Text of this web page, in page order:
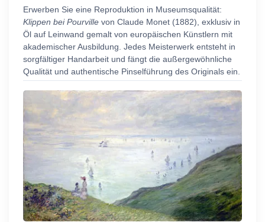
Erwerben Sie eine Reproduktion in Museumsqualität:
Klippen bei Pourville von Claude Monet (1882), exklusiv in
Öl auf Leinwand gemalt von europäischen Künstlern mit
akademischer Ausbildung. Jedes Meisterwerk entsteht in
sorgfältiger Handarbeit und fängt die außergewöhnliche
Qualität und authentische Pinselführung des Originals ein.